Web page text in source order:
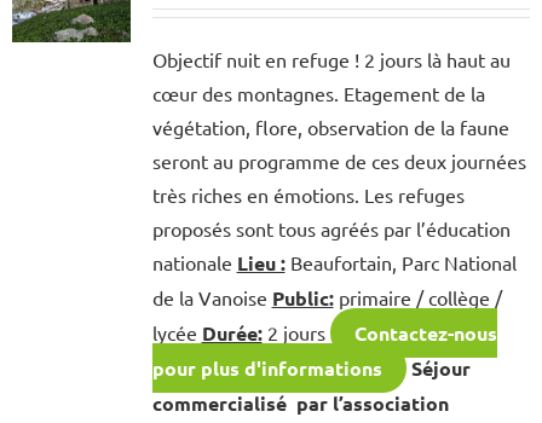
Objectif nuit en refuge ! 2 jours là haut au
cœur des montagnes. Etagement de la
végétation, flore, observation de la faune
seront au programme de ces deux journées
très riches en émotions. Les refuges
proposés sont tous agréés par l’éducation
nationale Lieu :Beaufortain, Parc National
de la Vanoise Public:primaire / collège /
lycée Durée:2 jours
Contactez-nous
pour plus d'informations
Séjour
commercialisé par l’association